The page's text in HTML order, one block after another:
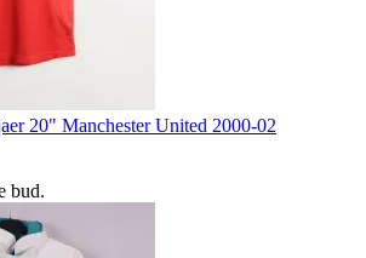
20" Manchester United 2000-02
bud.